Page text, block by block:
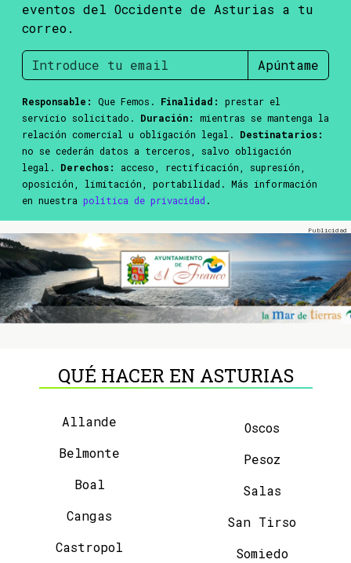
eventos del Occidente de Asturias a tu
correo.
Apúntame
Responsable: Que Femos. Finalidad:
prestar el
servicio solicitado. Duración:
mientras se mantenga la
relación comercial u obligación legal. Destinatarios:
no se cederán datos a terceros, salvo obligación
legal. Derechos:
acceso, rectificación, supresión,
oposición, limitación, portabilidad. Más información
en nuestra política de privacidad .
QUÉ HACER EN ASTURIAS
Allande
Belmonte
Boal
Cangas
Castropol
Oscos
Pesoz
Salas
San Tirso
Somiedo